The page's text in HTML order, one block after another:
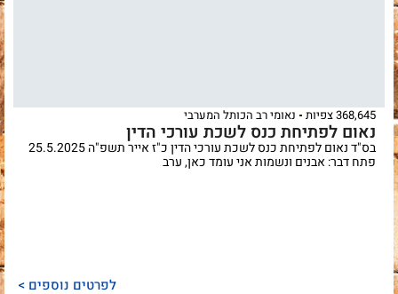
368,645 צפיות נאומי רב הכותל המערבי
נאום לפתיחת כנס לשכת עורכי הדין
בס"ד נאום לפתיחת כנס לשכת עורכי הדין כ"ז אייר תשפ"ה 25.5.2025
פתח דבר: אבנים ונשמות אני עומד כאן, ערב
לפרטים נוספים >